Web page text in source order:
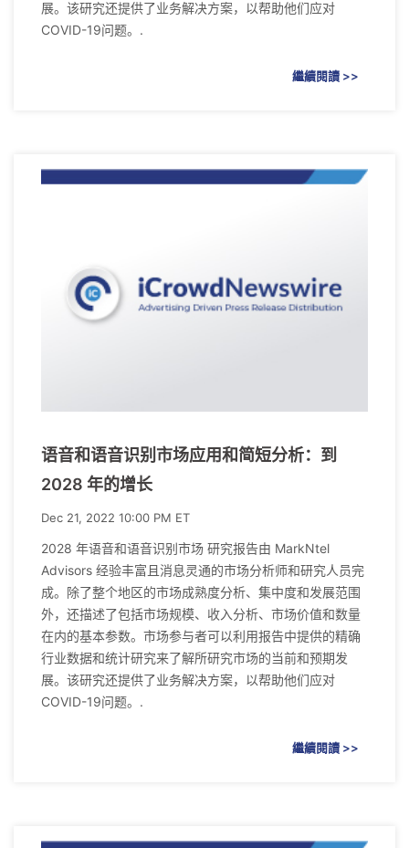
展。该研究还提供了业务解决方案，以帮助他们应对
COVID-19问题。.
繼續閱讀 >>
语音和语音识别市场应用和简短分析：到
2028 年的增长
Dec 21, 2022 10:00 PM ET
2028 年语音和语音识别市场 研究报告由 MarkNtel
Advisors 经验丰富且消息灵通的市场分析师和研究人员完
成。除了整个地区的市场成熟度分析、集中度和发展范围
外，还描述了包括市场规模、收入分析、市场价值和数量
在内的基本参数。市场参与者可以利用报告中提供的精确
行业数据和统计研究来了解所研究市场的当前和预期发
展。该研究还提供了业务解决方案，以帮助他们应对
COVID-19问题。.
繼續閱讀 >>